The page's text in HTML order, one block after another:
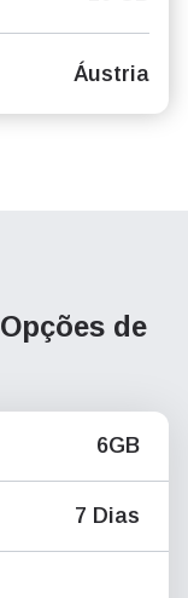
Áustria
Opções de
6GB
7 Dias